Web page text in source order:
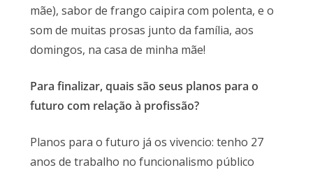
mãe), sabor de frango caipira com polenta, e o
som de muitas prosas junto da família, aos
domingos, na casa de minha mãe!
Para finalizar, quais são seus planos para o
futuro com relação à profissão?
Planos para o futuro já os vivencio: tenho 27
anos de trabalho no funcionalismo público